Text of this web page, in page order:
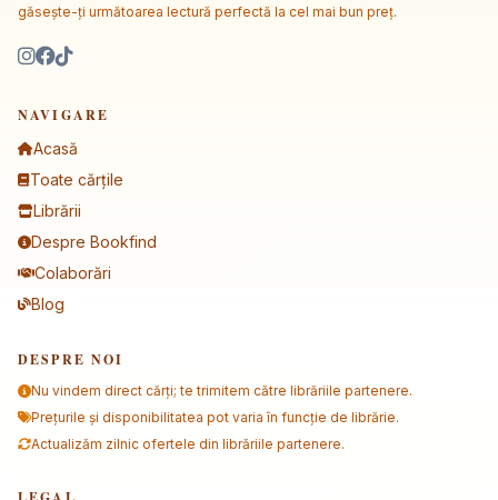
găsește-ți următoarea lectură perfectă la cel mai bun preț.
NAVIGARE
Acasă
Toate cărțile
Librării
Despre Bookfind
Colaborări
Blog
DESPRE NOI
Nu vindem direct cărți; te trimitem către librăriile partenere.
Prețurile și disponibilitatea pot varia în funcție de librărie.
Actualizăm zilnic ofertele din librăriile partenere.